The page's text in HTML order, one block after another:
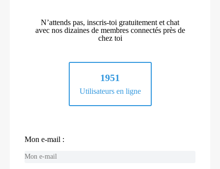
N’attends pas, inscris-toi gratuitement et chat
avec nos dizaines de membres connectés près de
chez toi
1951
Utilisateurs en ligne
Mon e-mail :